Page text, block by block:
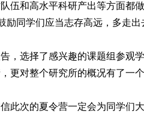
伍和高水平科研产出等方面
同学们应当志存高远，多走出
，选择了感兴趣的课题组参观
更对整个研究所的概况有了一
此次的夏令营一定会为同学们